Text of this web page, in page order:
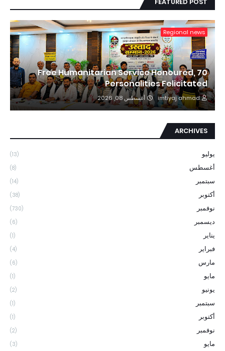
Regional news
Free Humanitarian Service Honoured, 70
Personalities Felicitated
imtiyaj ahmad أغسطس 08, 2026
ARCHIVES
يوليو (13)
أغسطس (8)
سبتمبر (14)
أكتوبر (38)
نوفمبر (730)
ديسمبر (6)
يناير (1)
فبراير (4)
مارس (6)
مايو (1)
يونيو (2)
سبتمبر (1)
أكتوبر (1)
نوفمبر (2)
مايو (3)